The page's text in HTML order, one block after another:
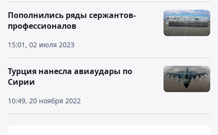
15:01, 02 июля 2023
Пополнились ряды сержантов-
профессионалов
10:49, 20 ноября 2022
Турция нанесла авиаудары по
Сирии